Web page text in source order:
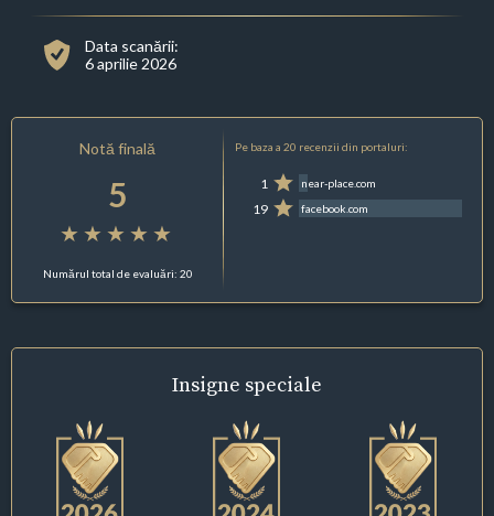
Data scanării:
6 aprilie 2026
Notă finală
5
Numărul total de evaluări: 20
Pe baza a 20 recenzii din portaluri:
1 near-place.com
19 facebook.com
Insigne speciale